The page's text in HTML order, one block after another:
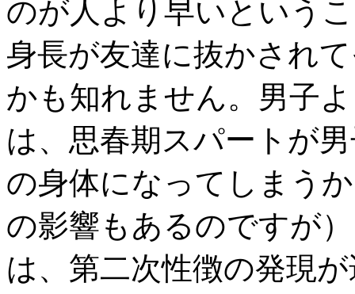
のが人より早いという
身長が友達に抜かされ
かも知れません。男子
は、思春期スパートが
の身体になってしまう
の影響もあるのですが
は、第二次性徴の発現